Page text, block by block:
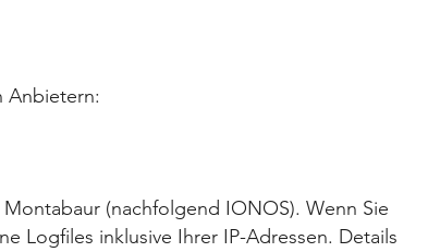
Anbietern:
(nachfolgend IONOS). Wenn Sie
Logfiles inklusive Ihrer IP-Adressen. Details